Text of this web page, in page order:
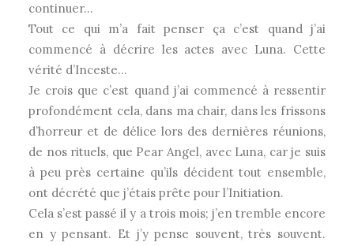
continuer…
Tout ce qui m’a fait penser ça c’est quand j’ai
commencé à décrire les actes avec Luna. Cette
vérité d’Inceste…
Je crois que c’est quand j’ai commencé à ressentir
profondément cela, dans ma chair, dans les frissons
d’horreur et de délice lors des dernières réunions,
de nos rituels, que Pear Angel, avec Luna, car je suis
à peu près certaine qu’ils décident tout ensemble,
ont décrété que j’étais prête pour l’Initiation.
Cela s’est passé il y a trois mois; j’en tremble encore
en y pensant. Et j’y pense souvent, très souvent.